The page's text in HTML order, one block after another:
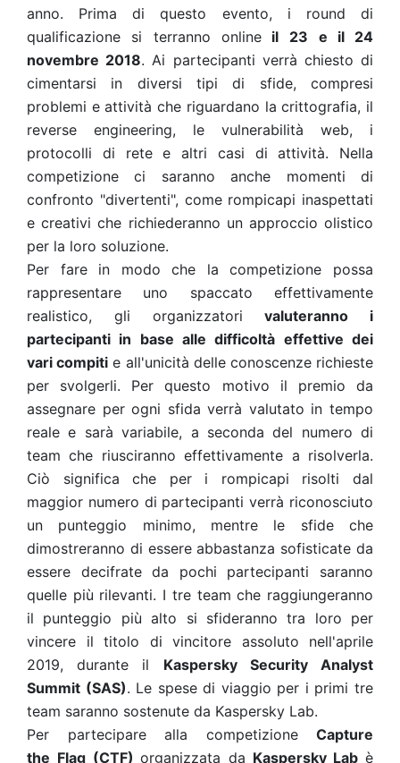
anno. Prima di questo evento, i round di
qualificazione si terranno onlineil
23 e il 24
novembre 2018. Ai partecipanti verrà chiesto di
cimentarsi in diversi tipi di sfide, compresi
problemi e attività che riguardano la crittografia, il
reverse engineering, le vulnerabilità web, i
protocolli di rete e altri casi di attività. Nella
competizione ci saranno anche momenti di
confronto "divertenti", come rompicapi inaspettati
e creativi che richiederanno un approccio olistico
per la loro soluzione.
Per fare in modo che la competizione possa
rappresentare uno spaccato effettivamente
realistico, gli organizzatori valuteranno i
partecipanti in base alle difficoltà effettive dei
vari compiti e all'unicità delle conoscenze richieste
per svolgerli. Per questo motivo il premio da
assegnare per ogni sfida verrà valutato in tempo
reale e sarà variabile, a seconda del numero di
team che riusciranno effettivamente a risolverla.
Ciò significa che per i rompicapi risolti dal
maggior numero di partecipanti verrà riconosciuto
un punteggio minimo, mentre le sfide che
dimostreranno di essere abbastanza sofisticate da
essere decifrate da pochi partecipanti saranno
quelle più rilevanti. I tre team che raggiungeranno
il punteggio più alto si sfideranno tra loro per
vincere il titolo di vincitore assoluto nell'aprile
2019, durante il Kaspersky Security Analyst
Summit (SAS). Le spese di viaggio per i primi tre
team saranno sostenute da Kaspersky Lab.
Per partecipare alla competizione Capture
the Flag (CTF)organizzata da Kaspersky Labè